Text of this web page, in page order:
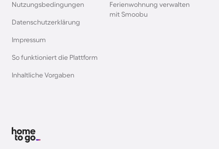
Allgäu
Ferienhäuser & Ferienwohnung mit Hund auf
Ferienhäuser & Ferienwohnung mit Hund in
Kühlungsborn
Nutzungsbedingungen
Datenschutzerklärung
Impressum
So funktioniert die Plattform
Inhaltliche Vorgaben
Ferienwohnung verwalten
mit Smoobu